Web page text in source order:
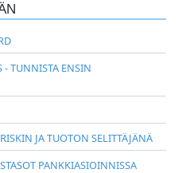
- TUNNISTA ENSIN
JA TUOTON SELITTÄJÄNÄ
PANKKIASIOINNISSA